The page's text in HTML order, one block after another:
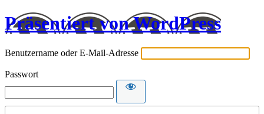
Präsentiert von WordPress
Benutzername oder E-Mail-Adresse
Passwort